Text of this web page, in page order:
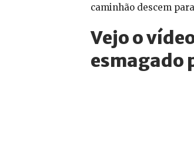
caminhão descem
Vejo o
esmagado